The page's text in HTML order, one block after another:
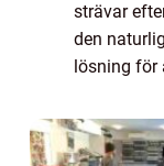
strävar
den
lösning för